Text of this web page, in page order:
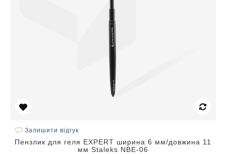
Залишити відгук
Пензлик для геля EXPERT ширина 6 мм/довжина 11
мм Staleks NBE-06